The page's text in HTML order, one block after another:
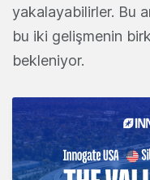
yakalayabilirler. Bu
bu iki gelişmenin
bekleniyor.